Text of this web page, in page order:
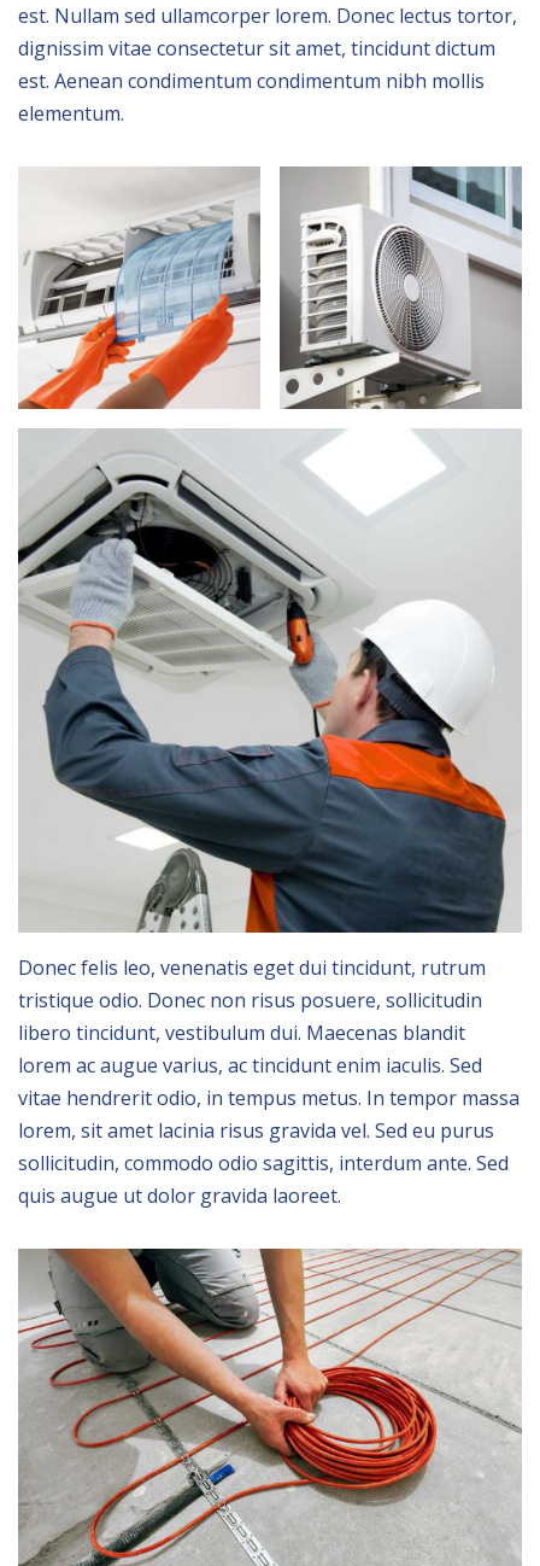
est. Nullam sed ullamcorper lorem. Donec lectus tortor,
dignissim vitae consectetur sit amet, tincidunt dictum
est. Aenean condimentum condimentum nibh mollis
elementum.
Donec felis leo, venenatis eget dui tincidunt, rutrum
tristique odio. Donec non risus posuere, sollicitudin
libero tincidunt, vestibulum dui. Maecenas blandit
lorem ac augue varius, ac tincidunt enim iaculis. Sed
vitae hendrerit odio, in tempus metus. In tempor massa
lorem, sit amet lacinia risus gravida vel. Sed eu purus
sollicitudin, commodo odio sagittis, interdum ante. Sed
quis augue ut dolor gravida laoreet.